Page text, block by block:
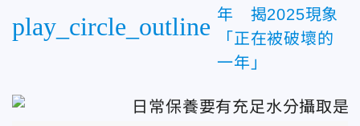
play_circle_outline 年 揭2025現象
「正在被破壞的
一年」